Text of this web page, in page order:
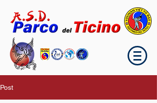
Post